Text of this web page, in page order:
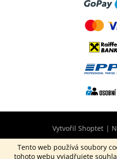
Tento web používá soubory
tohoto webu vyjadřujete
Vytvořil Shoptet |